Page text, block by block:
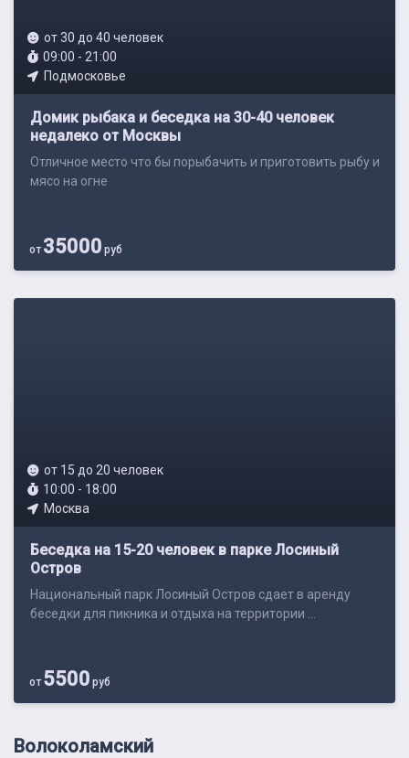
от 30 до 40 человек
09:00 - 21:00
Подмосковье
Домик рыбака и беседка на 30-40 человек
недалеко от Москвы
Отличное место что бы порыбачить и приготовить рыбу и
мясо на огне
от35000 руб
от 15 до 20 человек
10:00 - 18:00
Москва
Беседка на 15-20 человек в парке Лосиный
Остров
Национальный парк Лосиный Остров сдает в аренду
беседки для пикника и отдыха на территории ...
от5500 руб
Волоколамский